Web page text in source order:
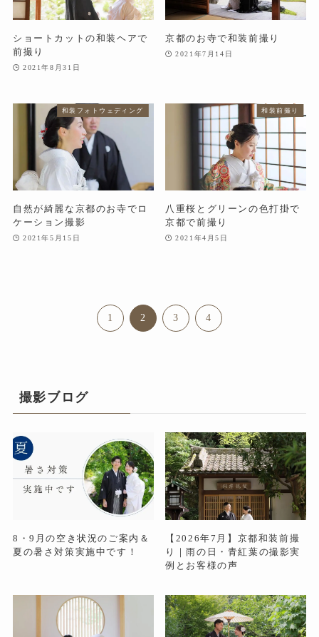
ショートカットの和装ヘアで
前撮り
2021年8月31日
京都のお寺で和装前撮り
2021年7月14日
和装フォトウェディング
自然が綺麗な京都のお寺でロ
ケーション撮影
2021年5月15日
和装前撮り
八重桜とグリーンの色打掛で
京都で前撮り
2021年4月5日
1 2 3 4
撮影ブログ
8・9月の空き状況のご案内＆
夏の暑さ対策実施中です！
【2026年7月】京都和装前撮
り｜雨の日・青紅葉の撮影実
例とお客様の声